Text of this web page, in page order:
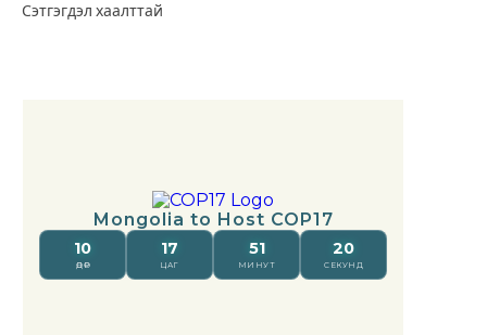
Сэтгэгдэл хаалттай